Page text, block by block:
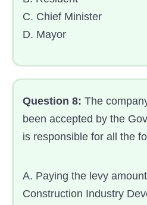
C. Chief Minister
D. Mayor
Question 8: The
been accepted by the
is responsible for all the
A. Paying the levy
Construction Industry